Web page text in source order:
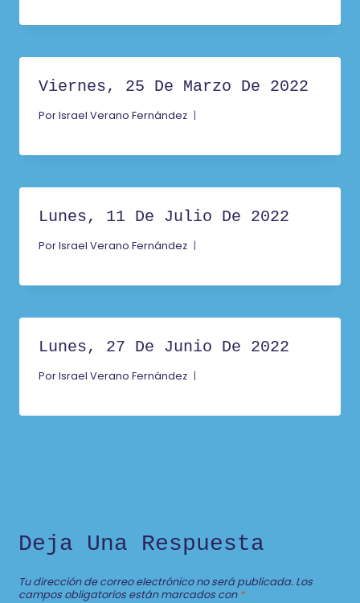
Viernes, 25 De Marzo De 2022
PorIsrael Verano Fernández
Lunes, 11 De Julio De 2022
PorIsrael Verano Fernández
Lunes, 27 De Junio De 2022
PorIsrael Verano Fernández
Deja Una Respuesta
Tu dirección de correo electrónico no será publicada. Los
campos obligatorios están marcados con *